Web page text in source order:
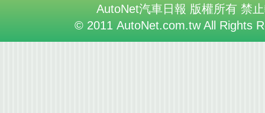
AutoNet汽車日報 版權所有 禁
© 2011 AutoNet.com.tw All Rights